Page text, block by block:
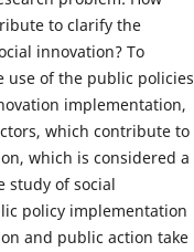
to clarify the
innovation? To
use of the public policies
implementation,
which contribute to
which is considered a
study of social
policy implementation
and public action take